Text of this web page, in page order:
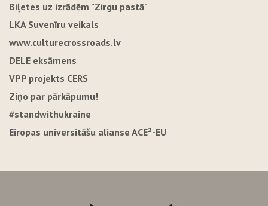
Biļetes uz izrādēm "Zirgu pastā"
LKA Suvenīru veikals
www.culturecrossroads.lv
DELE eksāmens
VPP projekts CERS
Ziņo par pārkāpumu!
#standwithukraine
Eiropas universitāšu alianse ACE²-EU